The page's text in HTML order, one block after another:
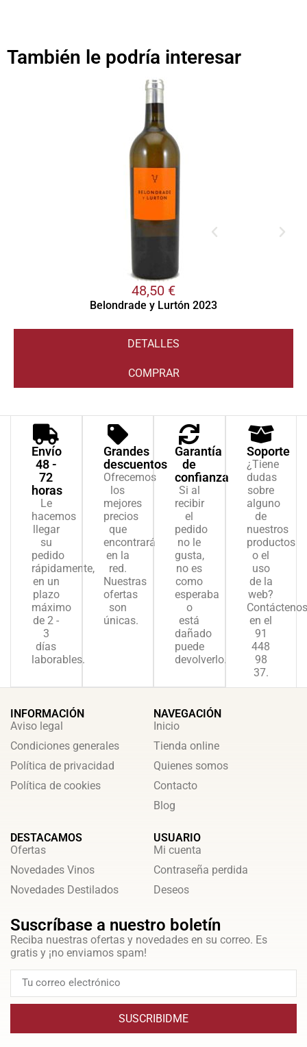
También le podría interesar
48,50 €
Belondrade y Lurtón 2023
DETALLES
COMPRAR
Envío
48 -
72
horas
Le
hacemos
llegar
su
pedido
rápidamente,
en un
plazo
máximo
de 2 -
3
días
laborables.
Grandes
descuentos
Ofrecemos
los
mejores
precios
que
encontrará
en la
red.
Nuestras
ofertas
son
únicas.
Garantía
de
confianza
Si al
recibir
el
pedido
no le
gusta,
no es
como
esperaba
o
está
dañado
puede
devolverlo.
Soporte
¿Tiene
dudas
sobre
alguno
de
nuestros
productos
o el
uso
de la
web?
Contáctenos
en el
91
448
98
37.
INFORMACIÓN
Aviso legal
Condiciones generales
Política de privacidad
Política de cookies
NAVEGACIÓN
Inicio
Tienda online
Quienes somos
Contacto
Blog
DESTACAMOS
Ofertas
Novedades Vinos
Novedades Destilados
USUARIO
Mi cuenta
Contraseña perdida
Deseos
Suscríbase a nuestro boletín
Reciba nuestras ofertas y novedades en su correo. Es
gratis y ¡no enviamos spam!
SUSCRIBIDME